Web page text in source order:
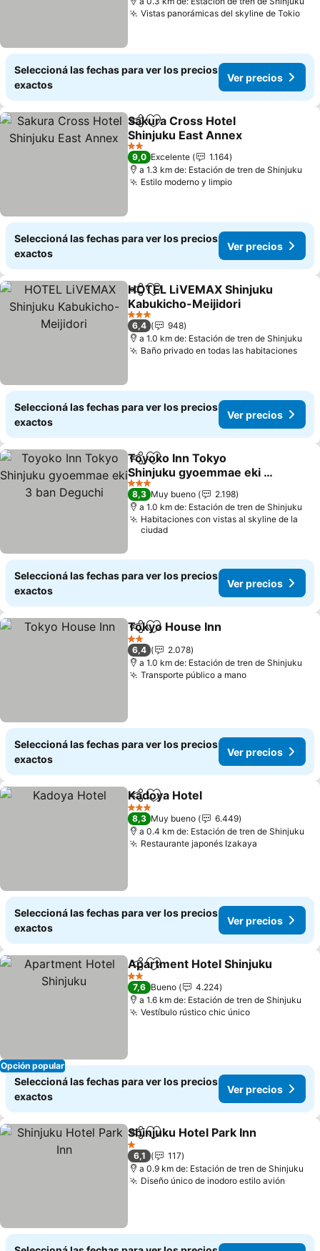
Vistas panorámicas del skyline de Tokio
Seleccioná las fechas para ver los precios
exactos
Ver precios
CompartirAñadir a favoritos
Sakura Cross Hotel
Shinjuku East Annex
2 Estrellas
9,0 Excelente
1.164
a 1.3 km de: Estación de tren de Shinjuku
Estilo moderno y limpio
Seleccioná las fechas para ver los precios
exactos
Ver precios
CompartirAñadir a favoritos
HOTEL LiVEMAX Shinjuku
Kabukicho-Meijidori
3 Estrellas
6,4
948
a 1.0 km de: Estación de tren de Shinjuku
Baño privado en todas las habitaciones
Seleccioná las fechas para ver los precios
exactos
Ver precios
Compartir
Añadir a favoritos
Toyoko Inn Tokyo
Shinjuku gyoemmae eki 3
ban Deguchi
3 Estrellas
8,3 Muy bueno
2.198
a 1.0 km de: Estación de tren de Shinjuku
Habitaciones con vistas al skyline de la
ciudad
Seleccioná las fechas para ver los precios
exactos
Ver precios
Compartir
Añadir a favoritos
Tokyo House Inn
2 Estrellas
6,4
2.078
a 1.0 km de: Estación de tren de Shinjuku
Transporte público a mano
Seleccioná las fechas para ver los precios
exactos
Ver precios
CompartirAñadir a favoritos
Kadoya Hotel
3 Estrellas
8,3 Muy bueno
6.449
a 0.4 km de: Estación de tren de Shinjuku
Restaurante japonés Izakaya
Seleccioná las fechas para ver los precios
exactos
Ver precios
Opción popular
CompartirAñadir a favoritos
Apartment Hotel Shinjuku
2 Estrellas
7,6 Bueno
4.224
a 1.6 km de: Estación de tren de Shinjuku
Vestíbulo rústico chic único
Seleccioná las fechas para ver los precios
exactos
Ver precios
CompartirAñadir a favoritos
Shinjuku Hotel Park Inn
1 Estrellas
6,1
117
a 0.9 km de: Estación de tren de Shinjuku
Diseño único de inodoro estilo avión